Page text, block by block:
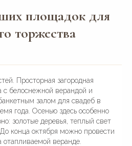
площадок для
торжества
Просторная загородная
с белоснежной верандой и
залом для свадеб в
года. Осенью здесь особенно
золотые деревья, теплый свет
конца октября можно провести
отапливаемой веранде.
«House for
носит